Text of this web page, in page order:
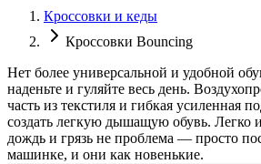
Кроссовки и кеды
Кроссовки Bouncing
Нет более универсальной и удобной
наденьте и гуляйте весь день.
часть из текстиля и гибкая усиленная
создать легкую дышащую обувь. Легко
дождь и грязь не проблема — просто
машинке, и они как новенькие.